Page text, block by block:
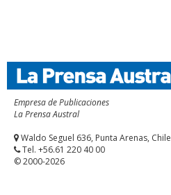
Empresa de Publicaciones
La Prensa Austral
Waldo Seguel 636, Punta Arenas, Chile
Tel. +56.61 220 40 00
© 2000-2026